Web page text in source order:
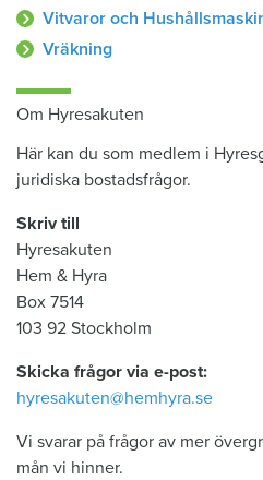
Vitvaror och
Vräkning
Om Hyresakuten
Här kan du som medlem i
juridiska bostadsfrågor.
Skriv till
Hyresakuten
Hem & Hyra
Box 7514
103 92 Stockholm
Skicka frågor via e-post:
hyresakuten@hemhyra.se
Vi svarar på frågor av mer
mån vi hinner.